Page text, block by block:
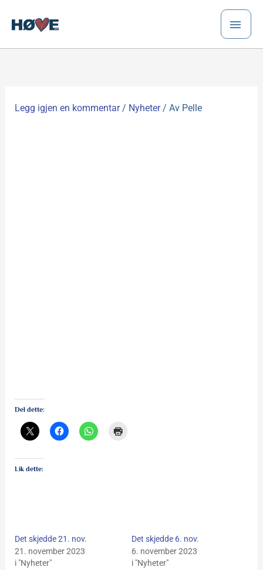
rett
innholdet
Legg igjen en kommentar / Nyheter/ Av Pelle
Del dette:
Lik dette:
Det skjedde 21. nov.
21. november 2023
i "Nyheter"
Det skjedde 6. nov.
6. november 2023
i "Nyheter"